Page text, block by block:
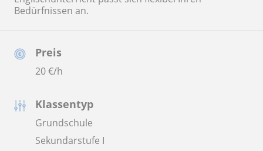
Preis
20€/h
Klassentyp
Grundschule
Sekundarstufe I
Bedürfnissen an.